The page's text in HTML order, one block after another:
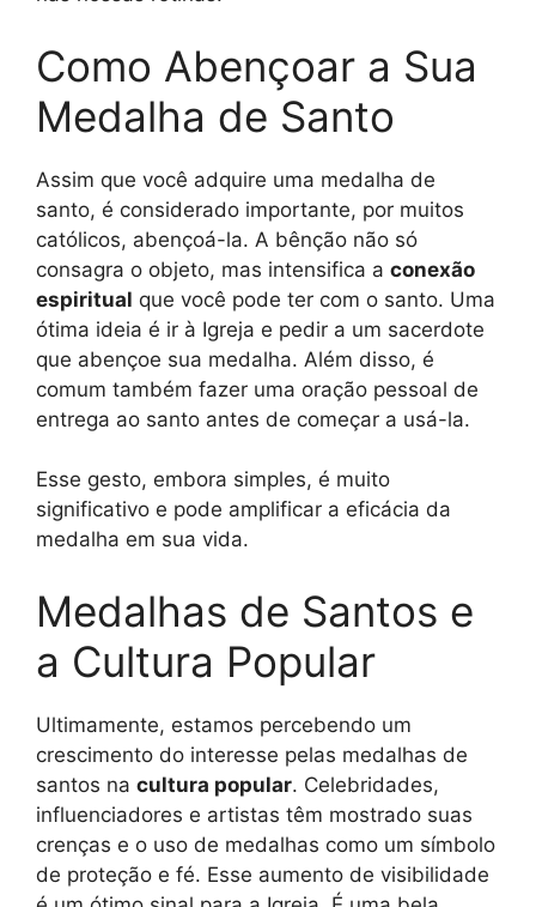
Como Abençoar a Sua
Medalha de Santo
Assim que você adquire uma medalha de
santo, é considerado importante, por muitos
católicos, abençoá-la. A bênção não só
consagra o objeto, mas intensifica a conexão
espiritual que você pode ter com o santo. Uma
ótima ideia é ir à Igreja e pedir a um sacerdote
que abençoe sua medalha. Além disso, é
comum também fazer uma oração pessoal de
entrega ao santo antes de começar a usá-la.
Esse gesto, embora simples, é muito
significativo e pode amplificar a eficácia da
medalha em sua vida.
Medalhas de Santos e
a Cultura Popular
Ultimamente, estamos percebendo um
crescimento do interesse pelas medalhas de
santos na cultura popular. Celebridades,
influenciadores e artistas têm mostrado suas
crenças e o uso de medalhas como um símbolo
de proteção e fé. Esse aumento de visibilidade